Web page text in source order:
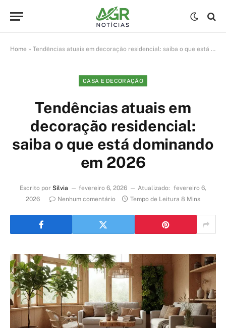
Home » Tendências atuais em decoração residencial: saiba o que está dominando em 2026
CASA E DECORAÇÃO
Tendências atuais em
decoração residencial:
saiba o que está dominando
em 2026
Escrito por Silvia fevereiro 6, 2026 Atualizado: fevereiro 6,
2026
Nenhum comentário Tempo de Leitura 8 Mins